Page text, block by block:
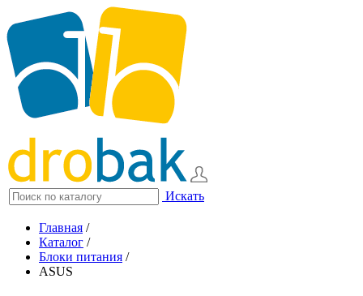
Искать
Главная /
Каталог /
Блоки питания /
ASUS